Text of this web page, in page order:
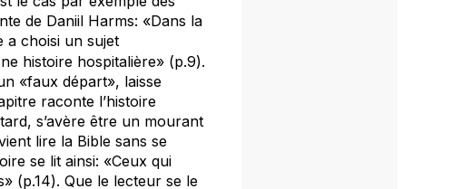
de Daniil Harms: «Dans la
a choisi un sujet
histoire hospitalière» (p.9).
«faux départ», laisse
raconte l’histoire
s’avère être un mourant
lire la Bible sans se
se lit ainsi: «Ceux qui
(p.14). Que le lecteur se le